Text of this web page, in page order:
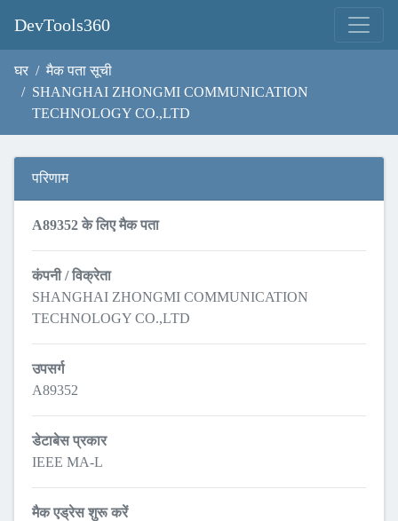
DevTools360
घर
मैक पता सूची
SHANGHAI ZHONGMI COMMUNICATION
TECHNOLOGY CO.,LTD
परिणाम
A89352 के लिए मैक पता
कंपनी / विक्रेता
SHANGHAI ZHONGMI COMMUNICATION
TECHNOLOGY CO.,LTD
उपसर्ग
A89352
डेटाबेस प्रकार
IEEE MA-L
मैक एड्रेस शुरू करें